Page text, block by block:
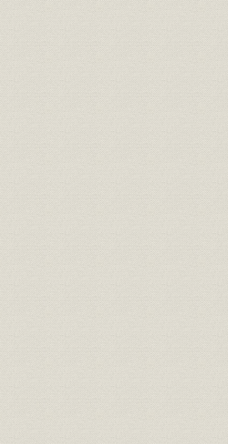
財務・業績 損益計算書
昭和20年3
31日
財務・業績 利益金処分
昭和20年3
31日
財務・業績;経営 種目別事業成績表I 火災(一般)
昭和20年3
31日
財務・業績;経営 種目別事業成績表I 火災(積立)
昭和44年3
31日
財務・業績;経営 種目別事業成績表I 火災(地震)
昭和42年3
31日
財務・業績;経営 種目別事業成績表I 火災(計)
昭和20年3
31日
財務・業績;経営 種目別事業成績表I 海上(船舶)
昭和28年
31日
財務・業績;経営 種目別事業成績表I 海上(積荷)
昭和20年3
31日